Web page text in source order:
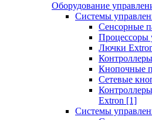
Оборудование
Системы
Сенсорные
Процессоры
Лючки
Кнопочные
Сетевые
Extron [1]
Системы